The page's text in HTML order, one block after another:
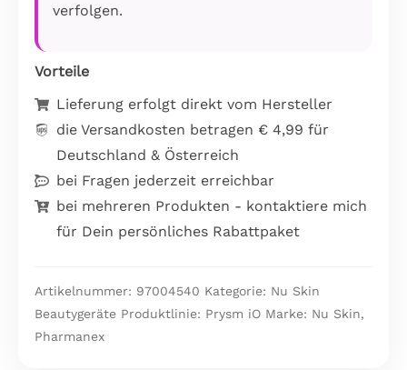
verfolgen.
Vorteile
Lieferung erfolgt direkt vom Hersteller
die Versandkosten betragen € 4,99 für
Deutschland & Österreich
bei Fragen jederzeit erreichbar
bei mehreren Produkten - kontaktiere mich
für Dein persönliches Rabattpaket
Artikelnummer: 97004540 Kategorie: Nu Skin
Beautygeräte Produktlinie: Prysm iO Marke: Nu Skin,
Pharmanex